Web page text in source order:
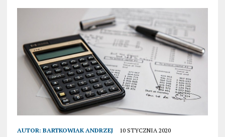
AUTOR: BARTKOWIAK ANDRZEJ 10 STYCZNIA 2020